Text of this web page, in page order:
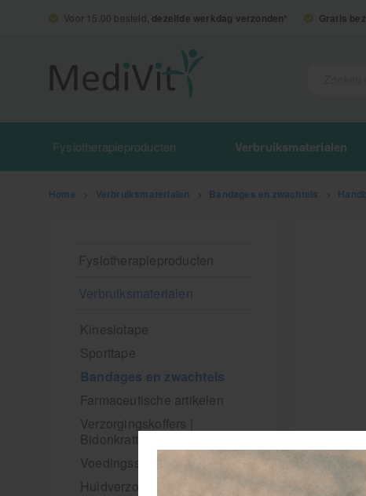
Voor 15.00 besteld, dezelfde werkdag verzonden* Gratis
Fysiotherapieproducten Verbruiksmaterialen
Home Verbruiksmaterialen Bandages en zwachtels
Fysiotherapieproducten
Verbruiksmaterialen
Kinesiotape
Sporttape
Bandages en zwachtels
Farmaceutische artikelen
Verzorgingskoffers |
Bidonkratten
Voedingssupplementen
Huidverzorging